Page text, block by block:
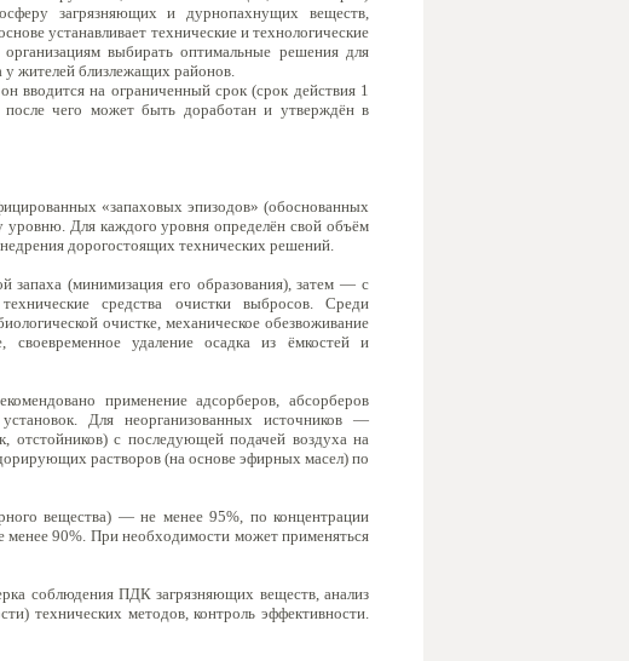
загрязняющих и дурнопахнущих веществ,
устанавливает технические и технологические
выбирать оптимальные решения для
у жителей близлежащих районов.
вводится на ограниченный срок (срок действия 1
после чего может быть доработан и утверждён в
«запаховых эпизодов» (обоснованных
уровню. Для каждого уровня определён свой объём
дорогостоящих технических решений.
запаха (минимизация его образования), затем — с
средства очистки выбросов. Среди
очистке, механическое обезвоживание
своевременное удаление осадка из ёмкостей и
применение адсорберов, абсорберов
Для неорганизованных источников —
отстойников) с последующей подачей воздуха на
растворов (на основе эфирных масел) по
вещества) — не менее 95%, по концентрации
90%. При необходимости может применяться
соблюдения ПДК загрязняющих веществ, анализ
технических методов, контроль эффективности.